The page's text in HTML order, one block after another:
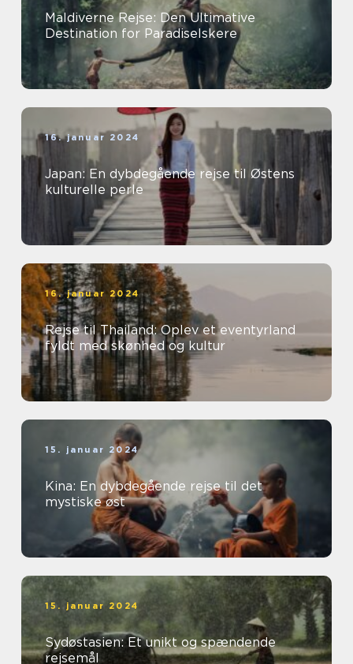
Maldiverne Rejse: Den Ultimative
Destination for Paradiselskere
16. januar 2024
Japan: En dybdegående rejse til Østens
kulturelle perle
16. januar 2024
Rejse til Thailand: Oplev et eventyrland
fyldt med skønhed og kultur
15. januar 2024
Kina: En dybdegående rejse til det
mystiske øst
15. januar 2024
Sydøstasien: Et unikt og spændende
rejsemål